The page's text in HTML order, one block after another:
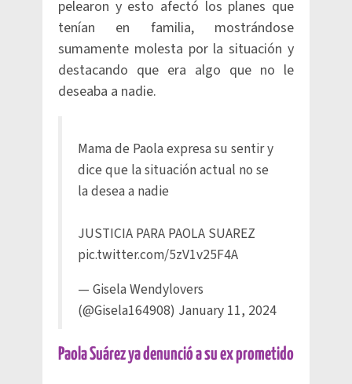
pelearon y esto afectó los planes que
tenían en familia, mostrándose
sumamente molesta por la situación y
destacando que era algo que no le
deseaba a nadie.
Mama de Paola expresa su sentir y
dice que la situación actual no se
la desea a nadie
JUSTICIA PARA PAOLA SUAREZ
pic.twitter.com/5zV1v25F4A
— Gisela Wendylovers
(@Gisela164908) January 11, 2024
Paola Suárez ya denunció a su ex prometido